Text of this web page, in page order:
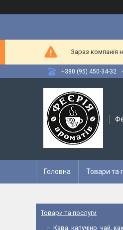
Зараз компанія
+380 (95) 450-34-32
Головна Товари та
Товари та послуги
Кава, капучіно, чай,